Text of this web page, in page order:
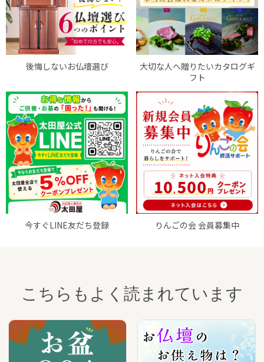
後悔しないお仏壇選び
大切な人へ贈りたいカタログギ
フト
今すぐLINE友だち登録 りんごの会 会員募集中
こちらもよく読まれています